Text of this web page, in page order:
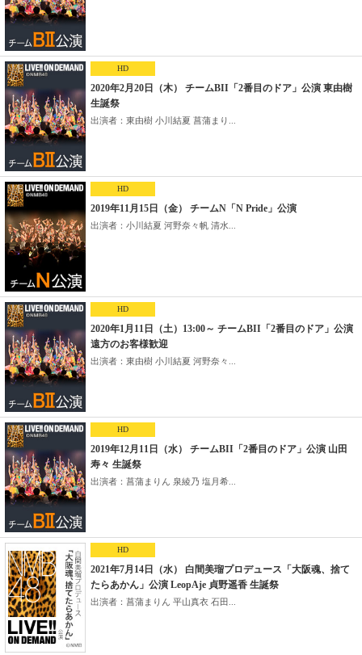
HD
2020年2月20日（木） チームBII「2番目のドア」公演 東由樹
生誕祭
出演者：東由樹 小川結夏 菖蒲まり...
HD
2019年11月15日（金） チームN「N Pride」公演
出演者：小川結夏 河野奈々帆 清水...
HD
2020年1月11日（土）13:00～ チームBII「2番目のドア」公演
遠方のお客様歓迎
出演者：東由樹 小川結夏 河野奈々...
HD
2019年12月11日（水） チームBII「2番目のドア」公演 山田
寿々 生誕祭
出演者：菖蒲まりん 泉綾乃 塩月希...
HD
2021年7月14日（水） 白間美瑠プロデュース「大阪魂、捨て
たらあかん」公演 LeopAje 貞野遥香 生誕祭
出演者：菖蒲まりん 平山真衣 石田...